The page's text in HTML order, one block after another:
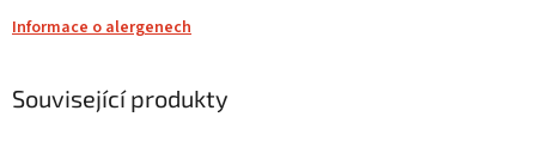
Informace o alergenech
Související produkty